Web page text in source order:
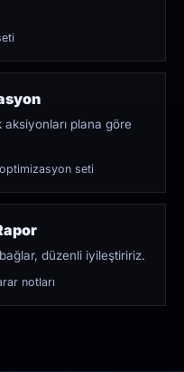
plana göre
seti
düzenli iyileştiririz.
notları